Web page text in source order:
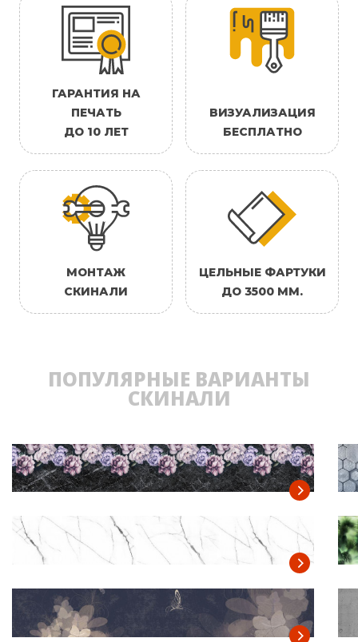
ГАРАНТИЯ НА
ПЕЧАТЬ
ДО 10 ЛЕТ
ВИЗУАЛИЗАЦИЯ
БЕСПЛАТНО
МОНТАЖ
СКИНАЛИ
ЦЕЛЬНЫЕ ФАРТУКИ
ДО 3500 ММ.
ПОПУЛЯРНЫЕ ВАРИАНТЫ
СКИНАЛИ